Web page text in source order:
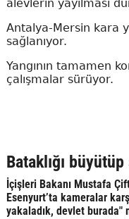
alevlerin yayılması
Antalya-Mersin kara
sağlanıyor.
Yangının tamamen
çalışmalar sürüyor.
Bataklığı
İçişleri Bakanı Mustafa
Esenyurt’ta kameralar
yakaladık, devlet burada"